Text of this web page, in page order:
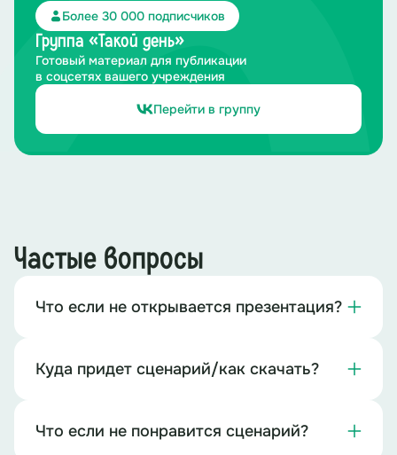
Более 30 000 подписчиков
Группа «Такой день»
Готовый материал для публикации
в соцсетях вашего учреждения
Перейти в группу
Частые вопросы
Что если не открывается презентация?
Куда придет сценарий/как скачать?
Что если не понравится сценарий?